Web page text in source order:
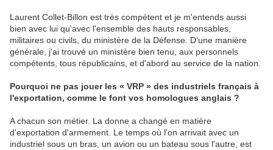
Laurent Collet-Billon est très compétent et je m'entends aussi
bien avec lui qu'avec l'ensemble des hauts responsables,
militaires ou civils, du ministère de la Défense. D'une manière
générale, j'ai trouvé un ministère bien tenu, aux personnels
compétents, tous républicains, et d'abord au service de la nation.
Pourquoi ne pas jouer les « VRP » des industriels français à
l'exportation, comme le font vos homologues anglais ?
A chacun son métier. La donne a changé en matière
d'exportation d'armement. Le temps où l'on arrivait avec un
industriel sous un bras, un avion ou un bateau sous l'autre, est